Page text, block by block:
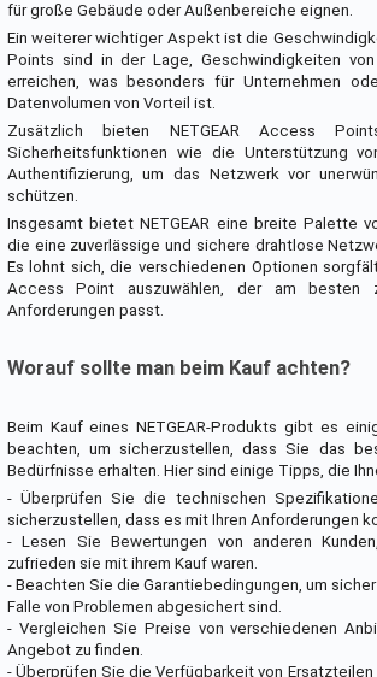
für große Gebäude oder Außenbereiche eignen.
Ein weiterer wichtiger Aspekt ist die
Points sind in der Lage, Geschwindigkeiten
erreichen, was besonders für Unternehmen
Datenvolumen von Vorteil ist.
Zusätzlich bieten NETGEAR Access
Sicherheitsfunktionen wie die Unterstützung
Authentifizierung, um das Netzwerk vor
schützen.
Insgesamt bietet NETGEAR eine breite Palette
die eine zuverlässige und sichere drahtlose
Es lohnt sich, die verschiedenen Optionen
Access Point auszuwählen, der am besten
Anforderungen passt.
Worauf sollte man beim Kauf achten?
Beim Kauf eines NETGEAR-Produkts gibt es
beachten, um sicherzustellen, dass Sie das
Bedürfnisse erhalten. Hier sind einige Tipps, die
- Überprüfen Sie die technischen
sicherzustellen, dass es mit Ihren Anforderungen
- Lesen Sie Bewertungen von anderen
zufrieden sie mit ihrem Kauf waren.
- Beachten Sie die Garantiebedingungen, um
Falle von Problemen abgesichert sind.
- Vergleichen Sie Preise von verschiedenen
Angebot zu finden.
- Überprüfen Sie die Verfügbarkeit von Ersatzteilen